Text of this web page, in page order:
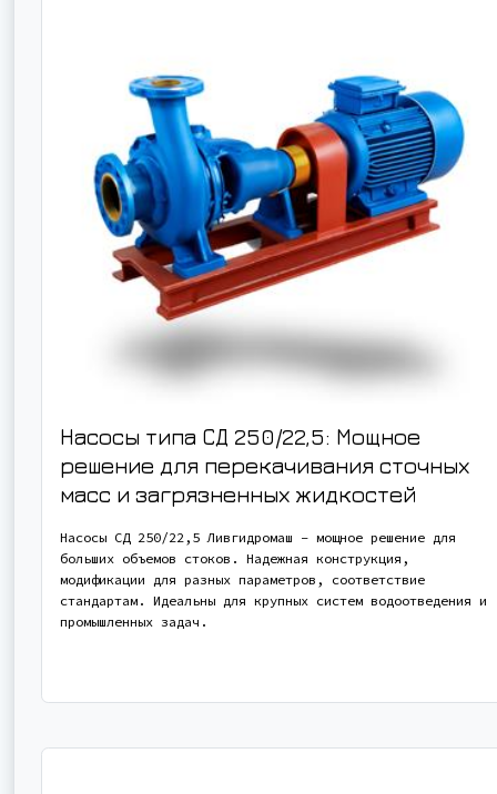
Насосы типа СД 250/22,5: Мощное
решение для перекачивания сточных
масс и загрязненных жидкостей
Насосы СД 250/22,5 Ливгидромаш – мощное решение для
больших объемов стоков. Надежная конструкция,
модификации для разных параметров, соответствие
стандартам. Идеальны для крупных систем водоотведения и
промышленных задач.